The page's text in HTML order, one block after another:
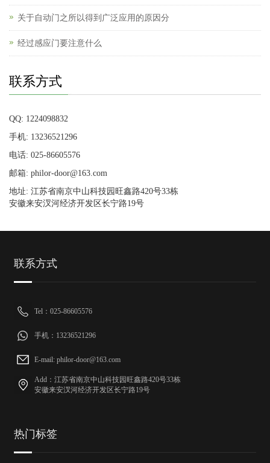
关于自动门之所以得到广泛应用的原因分
经过感应门要注意什么
联系方式
QQ: 1224098832
手机: 13236521296
电话: 025-86605576
邮箱: philor-door@163.com
地址: 江苏省南京中山科技园旺鑫路420号33栋
安徽来安汊河经济开发区长宁路19号
联系方式
Tel：025-86605576
手机：13236521296
E-mail: philor-door@163.com
Add：江苏省南京中山科技园旺鑫路420号33栋
安徽来安汊河经济开发区长宁路19号
热门标签